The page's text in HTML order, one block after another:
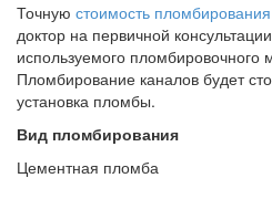
Точную стоимость
доктор на первичной
используемого
Пломбирование каналов будет
установка пломбы.
Вид пломбирования
Цементная пломба